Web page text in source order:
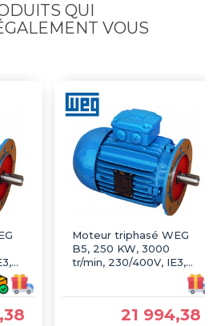
QUI
VOUS
Moteur triphasé WEG
B5, 250 KW, 3000
tr/min, 230/400V, IE3,
21 994,38